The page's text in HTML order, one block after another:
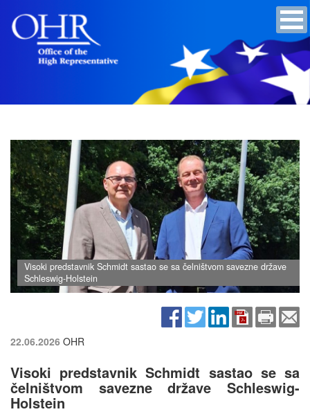
Visoki predstavnik Schmidt sastao se sa čelništvom savezne države
Schleswig-Holstein
22.06.2026 OHR
Visoki predstavnik Schmidt sastao se sa
čelništvom savezne države Schleswig-
Holstein